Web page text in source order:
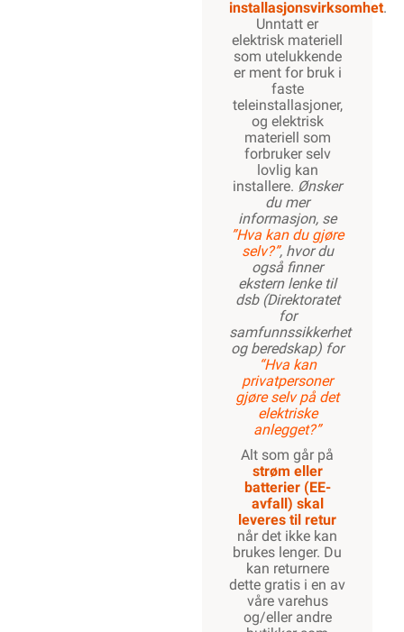
installasjonsvirksomhet.
Unntatt er
elektrisk materiell
som utelukkende
er ment for bruk i
faste
teleinstallasjoner,
og elektrisk
materiell som
forbruker selv
lovlig kan
installere. Ønsker
du mer
informasjon, se
”Hva kan du gjøre
selv?”, hvor du
også finner
ekstern lenke til
dsb (Direktoratet
for
samfunnssikkerhet
og beredskap) for
“Hva kan
privatpersoner
gjøre selv på det
elektriske
anlegget?”
Alt som går på
strøm eller
batterier (EE-
avfall) skal
leveres til retur
når det ikke kan
brukes lenger. Du
kan returnere
dette gratis i en av
våre varehus
og/eller andre